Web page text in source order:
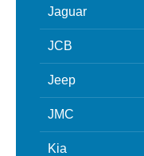
Jaguar
JCB
Jeep
JMC
Kia